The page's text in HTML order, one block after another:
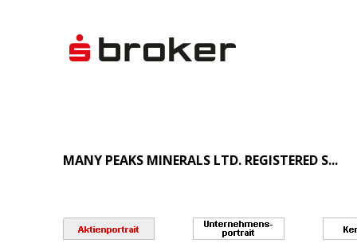
MANY PEAKS MINERALS LTD. REGISTERED S...